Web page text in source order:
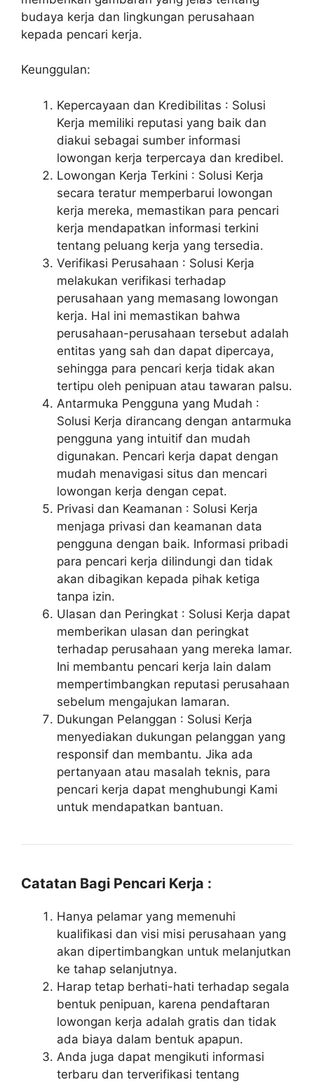
budaya kerja dan lingkungan perusahaan
kepada pencari kerja.
Keunggulan:
Kepercayaan dan Kredibilitas : Solusi
Kerja memiliki reputasi yang baik dan
diakui sebagai sumber informasi
lowongan kerja terpercaya dan kredibel.
Lowongan Kerja Terkini : Solusi Kerja
secara teratur memperbarui lowongan
kerja mereka, memastikan para pencari
kerja mendapatkan informasi terkini
tentang peluang kerja yang tersedia.
Verifikasi Perusahaan : Solusi Kerja
melakukan verifikasi terhadap
perusahaan yang memasang lowongan
kerja. Hal ini memastikan bahwa
perusahaan-perusahaan tersebut adalah
entitas yang sah dan dapat dipercaya,
sehingga para pencari kerja tidak akan
tertipu oleh penipuan atau tawaran palsu.
Antarmuka Pengguna yang Mudah :
Solusi Kerja dirancang dengan antarmuka
pengguna yang intuitif dan mudah
digunakan. Pencari kerja dapat dengan
mudah menavigasi situs dan mencari
lowongan kerja dengan cepat.
Privasi dan Keamanan : Solusi Kerja
menjaga privasi dan keamanan data
pengguna dengan baik. Informasi pribadi
para pencari kerja dilindungi dan tidak
akan dibagikan kepada pihak ketiga
tanpa izin.
Ulasan dan Peringkat : Solusi Kerja dapat
memberikan ulasan dan peringkat
terhadap perusahaan yang mereka lamar.
Ini membantu pencari kerja lain dalam
mempertimbangkan reputasi perusahaan
sebelum mengajukan lamaran.
Dukungan Pelanggan : Solusi Kerja
menyediakan dukungan pelanggan yang
responsif dan membantu. Jika ada
pertanyaan atau masalah teknis, para
pencari kerja dapat menghubungi Kami
untuk mendapatkan bantuan.
Catatan Bagi Pencari Kerja :
Hanya pelamar yang memenuhi
kualifikasi dan visi misi perusahaan yang
akan dipertimbangkan untuk melanjutkan
ke tahap selanjutnya.
Harap tetap berhati-hati terhadap segala
bentuk penipuan, karena pendaftaran
lowongan kerja adalah gratis dan tidak
ada biaya dalam bentuk apapun.
Anda juga dapat mengikuti informasi
terbaru dan terverifikasi tentang